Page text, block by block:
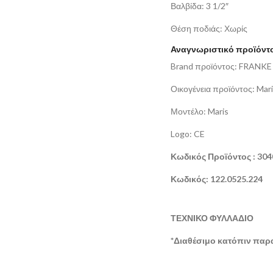
Βαλβίδα: 3 1/2″
Θέση ποδιάς: Χωρίς
Αναγνωριστικό
Brand προϊόντος: FRANKE
Οικογένεια προϊόντος:
Μοντέλο: Maris
Logo: CE
Κωδικός Προϊόντος :
Κωδικός: 122.0525.224
ΤΕΧΝΙΚΟ ΦΥΛΛΑΔΙΟ
*Διαθέσιμο κατόπιν